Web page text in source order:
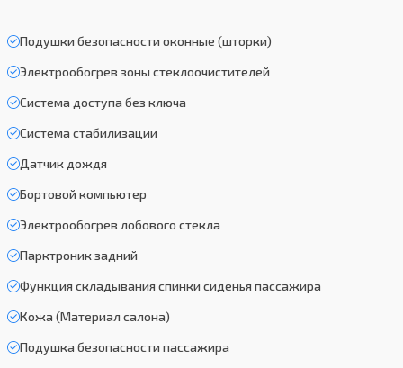
Подушки безопасности оконные (шторки)
Электрообогрев зоны стеклоочистителей
Система доступа без ключа
Система стабилизации
Датчик дождя
Бортовой компьютер
Электрообогрев лобового стекла
Парктроник задний
Функция складывания спинки сиденья пассажира
Кожа (Материал салона)
Подушка безопасности пассажира